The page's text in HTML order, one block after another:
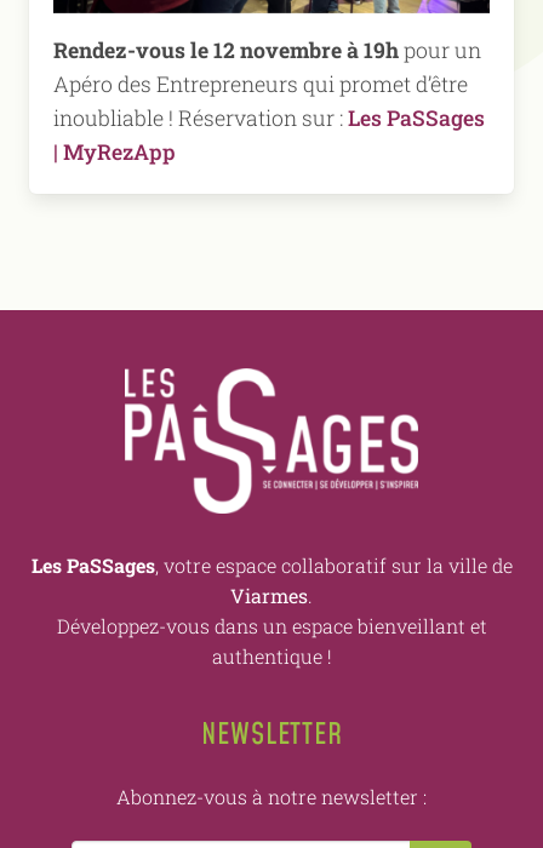
Rendez-vous le 12 novembre à 19hpour un
Apéro des Entrepreneurs qui promet d’être
inoubliable ! Réservation sur :Les PaSSages
| MyRezApp
Les PaSSages, votre espace collaboratif sur la ville de
Viarmes.
Développez-vous dans un espace bienveillant et
authentique !
NEWSLETTER
Abonnez-vous à notre newsletter :